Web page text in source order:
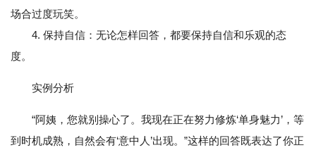
场合过度玩笑。
4. 保持自信：无论怎样回答，都要保持自信和乐观的态
度。
实例分析
“阿姨，您就别操心了。我现在正在努力修炼‘单身魅力’，等
到时机成熟，自然会有‘意中人’出现。”这样的回答既表达了你正